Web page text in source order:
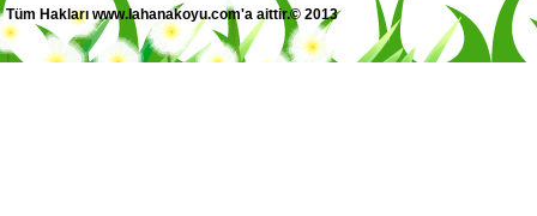
Tüm Hakları www.lahanakoyu.com'a aittir.© 2013